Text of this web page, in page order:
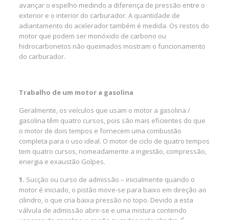
avançar o espelho medindo a diferença de pressão entre o
exterior e o interior do carburador. A quantidade de
adiantamento do acelerador também é medida. Os restos do
motor que podem ser monóxido de carbono ou
hidrocarbonetos não queimados mostram o funcionamento
do carburador.
Trabalho de um motor a gasolina
Geralmente, os veículos que usam o motor a gasolina /
gasolina têm quatro cursos, pois são mais eficientes do que
o motor de dois tempos e fornecem uma combustão
completa para o uso ideal. O motor de ciclo de quatro tempos
tem quatro cursos, nomeadamente a ingestão, compressão,
energia e exaustão Golpes.
1. Sucção ou curso de admissão – inicialmente quando o
motor é iniciado, o pistão move-se para baixo em direção ao
cilindro, o que cria baixa pressão no topo. Devido a esta
válvula de admissão abrir-se e uma mistura contendo